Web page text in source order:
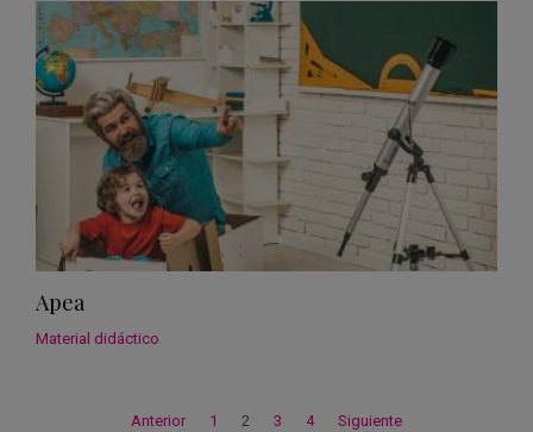
Apea
Material didáctico
Anterior 1 2 3 4 Siguiente